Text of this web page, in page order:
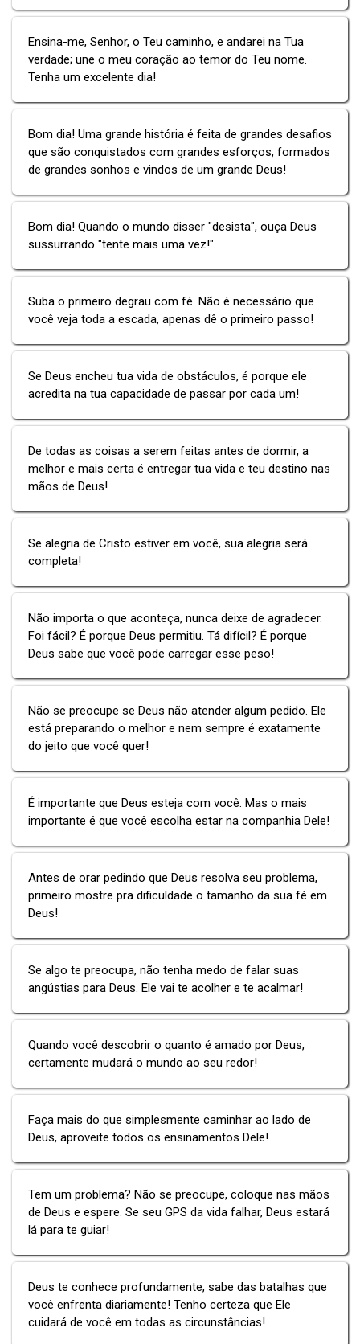
Ensina-me, Senhor, o Teu caminho, e andarei na Tua
verdade; une o meu coração ao temor do Teu nome.
Tenha um excelente dia!
Bom dia! Uma grande história é feita de grandes desafios
que são conquistados com grandes esforços, formados
de grandes sonhos e vindos de um grande Deus!
Bom dia! Quando o mundo disser "desista", ouça Deus
sussurrando "tente mais uma vez!"
Suba o primeiro degrau com fé. Não é necessário que
você veja toda a escada, apenas dê o primeiro passo!
Se Deus encheu tua vida de obstáculos, é porque ele
acredita na tua capacidade de passar por cada um!
De todas as coisas a serem feitas antes de dormir, a
melhor e mais certa é entregar tua vida e teu destino nas
mãos de Deus!
Se alegria de Cristo estiver em você, sua alegria será
completa!
Não importa o que aconteça, nunca deixe de agradecer.
Foi fácil? É porque Deus permitiu. Tá difícil? É porque
Deus sabe que você pode carregar esse peso!
Não se preocupe se Deus não atender algum pedido. Ele
está preparando o melhor e nem sempre é exatamente
do jeito que você quer!
É importante que Deus esteja com você. Mas o mais
importante é que você escolha estar na companhia Dele!
Antes de orar pedindo que Deus resolva seu problema,
primeiro mostre pra dificuldade o tamanho da sua fé em
Deus!
Se algo te preocupa, não tenha medo de falar suas
angústias para Deus. Ele vai te acolher e te acalmar!
Quando você descobrir o quanto é amado por Deus,
certamente mudará o mundo ao seu redor!
Faça mais do que simplesmente caminhar ao lado de
Deus, aproveite todos os ensinamentos Dele!
Tem um problema? Não se preocupe, coloque nas mãos
de Deus e espere. Se seu GPS da vida falhar, Deus estará
lá para te guiar!
Deus te conhece profundamente, sabe das batalhas que
você enfrenta diariamente! Tenho certeza que Ele
cuidará de você em todas as circunstâncias!